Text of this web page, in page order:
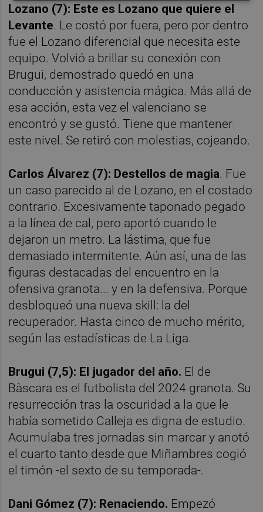
Lozano (7): Este es Lozano que quiere el
Levante. Le costó por fuera, pero por dentro
fue el Lozano diferencial que necesita este
equipo. Volvió a brillar su conexión con
Brugui, demostrado quedó en una
conducción y asistencia mágica. Más allá de
esa acción, esta vez el valenciano se
encontró y se gustó. Tiene que mantener
este nivel. Se retiró con molestias, cojeando.
Carlos Álvarez (7): Destellos de magia. Fue
un caso parecido al de Lozano, en el costado
contrario. Excesivamente taponado pegado
a la línea de cal, pero aportó cuando le
dejaron un metro. La lástima, que fue
demasiado intermitente. Aún así, una de las
figuras destacadas del encuentro en la
ofensiva granota... y en la defensiva. Porque
desbloqueó una nueva skill: la del
recuperador. Hasta cinco de mucho mérito,
según las estadísticas de La Liga.
Brugui (7,5): El jugador del año. El de
Bàscara es el futbolista del 2024 granota. Su
resurrección tras la oscuridad a la que le
había sometido Calleja es digna de estudio.
Acumulaba tres jornadas sin marcar y anotó
el cuarto tanto desde que Miñambres cogió
el timón -el sexto de su temporada-.
Dani Gómez (7): Renaciendo. Empezó